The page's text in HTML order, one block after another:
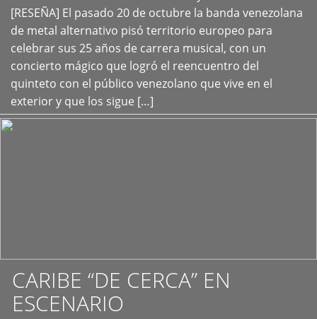
[RESEÑA] El pasado 20 de octubre la banda venezolana
de metal alternativo pisó territorio europeo para
celebrar sus 25 años de carrera musical, con un
concierto mágico que logró el reencuentro del
quinteto con el público venezolano que vive en el
exterior y que los sigue […]
+
CARIBE “DE CERCA” EN
ESCENARIO